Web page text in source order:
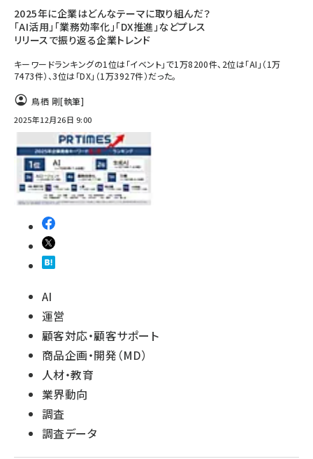
2025年に企業はどんなテーマに取り組んだ？
「AI活用」「業務効率化」「DX推進」などプレス
リリースで振り返る企業トレンド
キーワードランキングの1位は「イベント」で1万8200件、2位は「AI」（1万
7473件）、3位は「DX」（1万3927件）だった。
鳥栖 剛[執筆]
2025年12月26日 9:00
AI
運営
顧客対応・顧客サポート
商品企画・開発（MD）
人材・教育
業界動向
調査
調査データ